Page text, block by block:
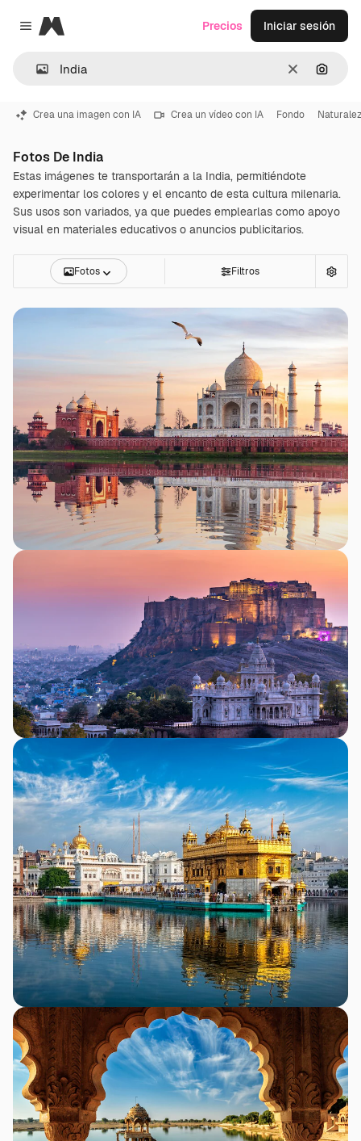
Close menu
Magnific
Borrar
Precios Iniciar sesión
Crea una imagen con IA Crea un vídeo con IA Fondo
Fotos De India
Estas imágenes te transportarán a la India, permitiéndote
experimentar los colores y el encanto de esta cultura milenaria.
Sus usos son variados, ya que puedes emplearlas como apoyo
visual en materiales educativos o anuncios publicitarios.
Fotos Filtros